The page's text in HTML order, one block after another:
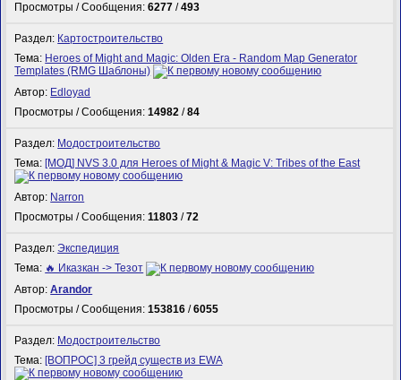
Просмотры / Сообщения:6277 /493
Раздел: Картостроительство
Тема: Heroes of Might and Magic: Olden Era - Random Map Generator
Templates (RMG Шаблоны)
Автор: Edloyad
Просмотры / Сообщения:14982 /84
Раздел: Модостроительство
Тема: [МОД] NVS 3.0 для Heroes of Might & Magic V: Tribes of the East
Автор: Narron
Просмотры / Сообщения:11803 /72
Раздел:Экспедиция
Тема: 🔥 Иказкан -> Тезот
Автор:Arandor
Просмотры / Сообщения:153816 /6055
Раздел: Модостроительство
Тема: [ВОПРОС] 3 грейд существ из EWA